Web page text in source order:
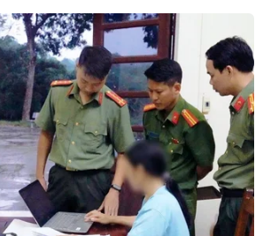
19 cho người dân tại Bangkok, Thái
31/5/2021. (Ảnh: THX/TTXVN)
TTXVN tại Bangkok, người
tâm Xử lý Tình hình COVID-19
Lan (CCSA) Apisamai